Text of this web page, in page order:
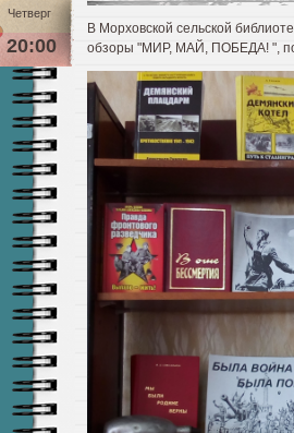
Четверг
20:00
В Морховской сельской
обзоры "МИР, МАЙ, ПОБЕДА! ",